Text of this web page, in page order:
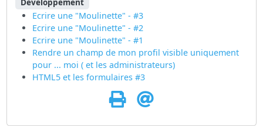
Développement
Ecrire une "Moulinette" - #3
Ecrire une "Moulinette" - #2
Ecrire une "Moulinette" - #1
Rendre un champ de mon profil visible uniquement
pour ... moi ( et les administrateurs)
HTML5 et les formulaires #3